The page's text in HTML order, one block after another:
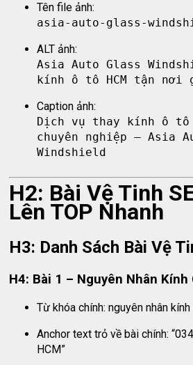
Tên file ảnh:
asia-auto-glass-
ALT ảnh:
Asia Auto Glass
kính ô tô HCM tận nơi
Caption ảnh:
Dịch vụ thay kính ô tô
chuyên nghiệp – Asia
Windshield
H2: Bài Vệ Tinh
Lên TOP Nhanh
H3: Danh Sách Bài Vệ
H4: Bài 1 – Nguyên Nhân Kính
Từ khóa chính: nguyên nhân
Anchor text trỏ về bài chính:
HCM”